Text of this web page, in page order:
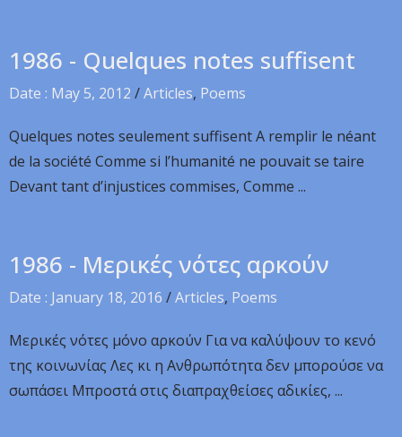
1986 - Quelques notes suffisent
Date : May 5, 2012 /Articles, Poems
Quelques notes seulement suffisent A remplir le néant
de la société Comme si l’humanité ne pouvait se taire
Devant tant d’injustices commises, Comme ...
1986 - Μερικές νότες αρκούν
Date : January 18, 2016 /Articles, Poems
Μερικές νότες μόνο αρκούν Για να καλύψουν το κενό
της κοινωνίας Λες κι η Ανθρωπότητα δεν μπορούσε να
σωπάσει Μπροστά στις διαπραχθείσες αδικίες, ...